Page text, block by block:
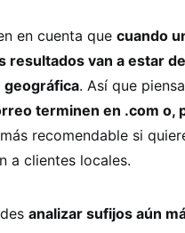
en cuenta que cuando
resultados van a estar
geográfica. Así que
terminen en .com o,
recomendable si
a clientes locales.
analizar sufijos aún